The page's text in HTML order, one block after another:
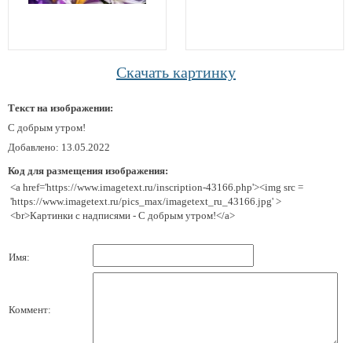
Скачать картинку
Текст на изображении:
С добрым утром!
Добавлено: 13.05.2022
Код для размещения изображения:
<a href='https://www.imagetext.ru/inscription-43166.php'><img src =
'https://www.imagetext.ru/pics_max/imagetext_ru_43166.jpg' >
<br>Картинки с надписями - С добрым утром!</a>
Имя:
Коммент: